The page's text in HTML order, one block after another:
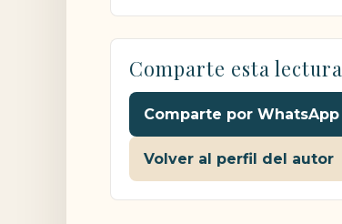
Comparte esta lectura
Comparte por WhatsApp
Volver al perfil del autor